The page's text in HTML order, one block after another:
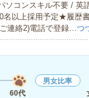
ソコンスキル不要 / 英
以上採用予定★履歴
連絡2)電話で登録…つ
60代
男女比率